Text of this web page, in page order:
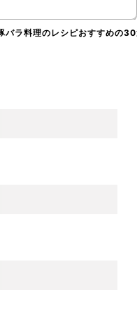
バラ料理のレシピおすすめの